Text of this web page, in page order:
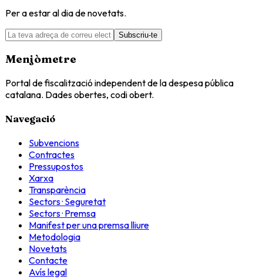
Per a estar al dia de novetats.
Subscriu-te
Menjòmetre
Portal de fiscalització independent de la despesa pública
catalana. Dades obertes, codi obert.
Navegació
Subvencions
Contractes
Pressupostos
Xarxa
Transparència
Sectors · Seguretat
Sectors · Premsa
Manifest per una premsa lliure
Metodologia
Novetats
Contacte
Avís legal